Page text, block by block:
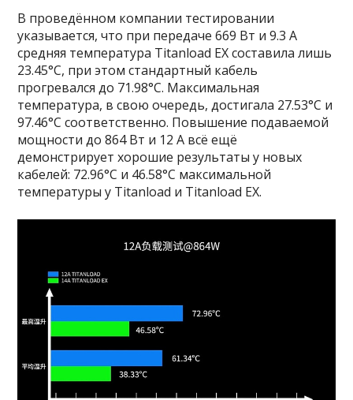
В проведённом компании тестировании
указывается, что при передаче 669 Вт и 9.3 A
средняя температура Titanload EX составила лишь
23.45°C, при этом стандартный кабель
прогревался до 71.98°C. Максимальная
температура, в свою очередь, достигала 27.53°C и
97.46°C соответственно. Повышение подаваемой
мощности до 864 Вт и 12 А всё ещё
демонстрирует хорошие результаты у новых
кабелей: 72.96°C и 46.58°C максимальной
температуры у Titanload и Titanload EX.